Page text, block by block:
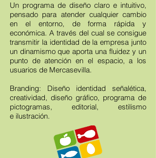
Un programa de diseño claro e intuitivo,
pensado para atender cualquier cambio
en el entorno, de forma rápida y
económica. A través del cual se consigue
transmitir la identidad de la empresa junto
un dinamismo que aporta una fluidez y un
punto de atención en el espacio, a los
usuarios de Mercasevilla.
Branding: Diseño identidad señalética,
creatividad, diseño gráfico, programa de
pictogramas, editorial, estilismo
e ilustración.